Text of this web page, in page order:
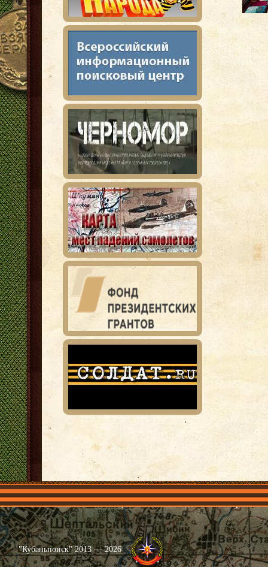
Главная Имена Общественные объединения Проекты
"Кубаньпоиск" 2013 — 2026